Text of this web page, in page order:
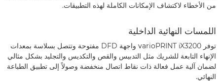
من الأخطاء لاكتشاف الإمكانات الكاملة لهذه التطبيقات.
اللمسات النهائية الداخلية
توفر varioPRINT iX3200 واجهة DFD مفتوحة وتتصل بسلاسة بمعدات
الإنهاء التابعة للشريك مثل التدبيس والقص والتكديس والتجليد بشكل مثالي
لضمان آلية عمل فعالة ذات نقاط اتصال منخفضة وصولاً إلى تطبيق الطباعة
النهائي.